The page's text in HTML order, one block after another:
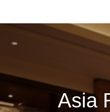
Asia